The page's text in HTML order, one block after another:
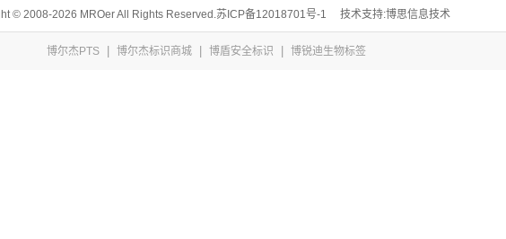
© 2008-2026 MROer All Rights Reserved. 苏ICP备12018701号-1 技术支持:博思信息技术
博尔杰PTS 博尔杰标识商城 博盾安全标识 博锐迪生物标签